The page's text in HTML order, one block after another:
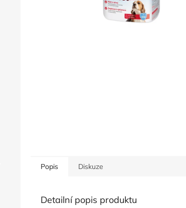
Popis Diskuze
Detailní popis produktu